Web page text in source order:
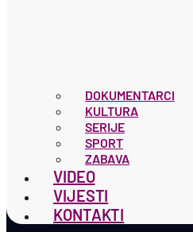
DOKUMENTARCI
KULTURA
SERIJE
SPORT
ZABAVA
VIDEO
VIJESTI
KONTAKTI